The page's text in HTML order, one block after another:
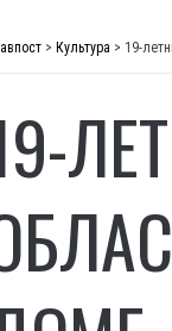
> Культура > 19-